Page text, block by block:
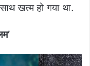
खत्म हो गया था.